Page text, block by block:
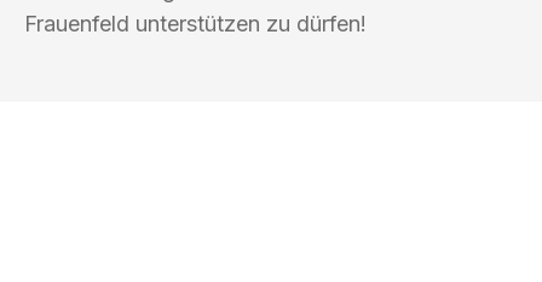
Frauenfeld unterstützen zu dürfen!